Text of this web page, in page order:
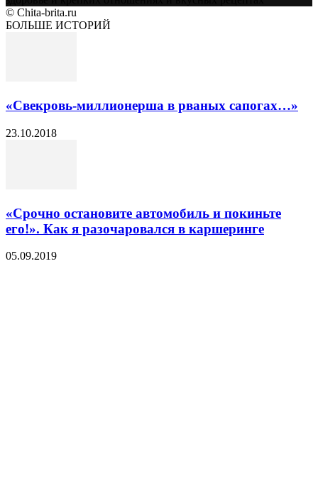
© Chita-brita.ru
БОЛЬШЕ ИСТОРИЙ
«Свекровь-миллионерша в рваных сапогах…»
23.10.2018
«Срочно остановите автомобиль и покиньте
его!». Как я разочаровался в каршеринге
05.09.2019